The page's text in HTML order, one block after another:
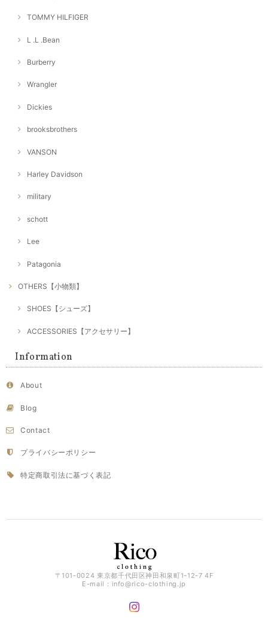
TOMMY HILFIGER
L .L .Bean
Burberry
Wrangler
Dickies
brooksbrothers
VANSON
Harley Davidson
military
schott
Lee
Patagonia
OTHERS【小物類】
SHOES【シューズ】
ACCESSORIES【アクセサリー】
Information
About
Blog
Contact
プライバシーポリシー
特定商取引法に基づく表記
〒101-0024 東京都千代田区神田和泉町1-12-7 4F
E-mail： info@rico-clothing.jp